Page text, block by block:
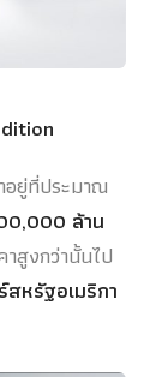
อยู่ที่ประมาณ
ล้าน
สูงกว่านั้นไป
หรัฐอเมริกา